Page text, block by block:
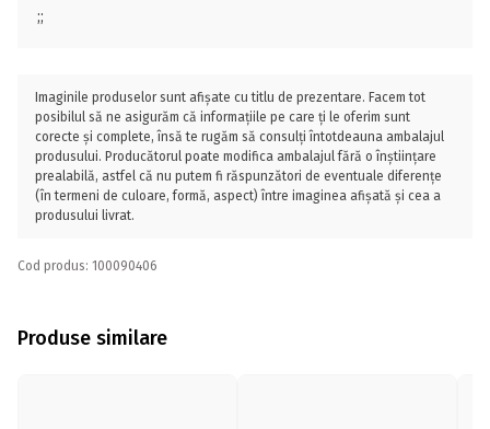
;;
Imaginile produselor sunt afișate cu titlu de prezentare. Facem tot
posibilul să ne asigurăm că informațiile pe care ți le oferim sunt
corecte și complete, însă te rugăm să consulți întotdeauna ambalajul
produsului. Producătorul poate modifica ambalajul fără o înștiințare
prealabilă, astfel că nu putem fi răspunzători de eventuale diferențe
(în termeni de culoare, formă, aspect) între imaginea afișată și cea a
produsului livrat.
Cod produs: 100090406
Produse similare